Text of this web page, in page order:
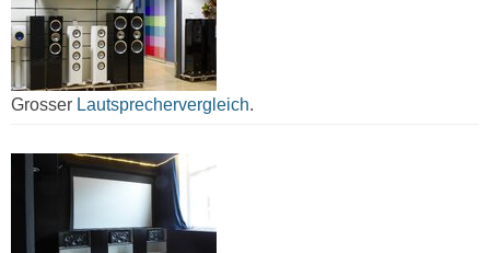
Grosser Lautsprechervergleich.